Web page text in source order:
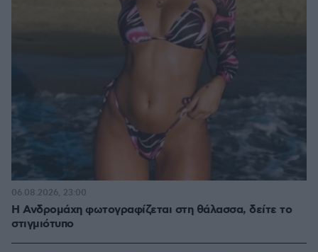
Η Ανδρομάχη φωτογραφίζεται στη θάλασσα, δείτε το
στιγμιότυπο
06.08.2026, 23:00